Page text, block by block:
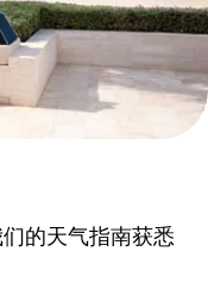
的天气指南获悉